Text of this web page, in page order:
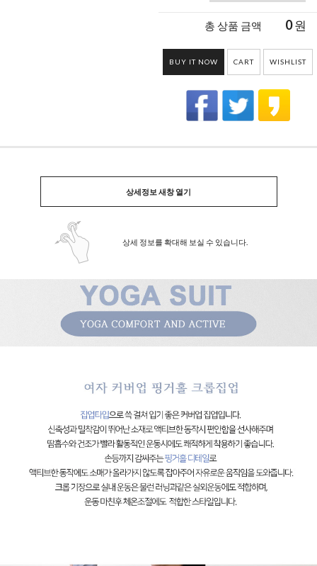
총 상품 금액 0원
BUY IT NOW CART WISHLIST
상세정보 새창 열기
상세 정보를 확대해 보실 수 있습니다.